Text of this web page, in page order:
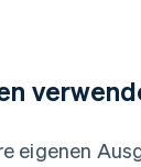
eigenen